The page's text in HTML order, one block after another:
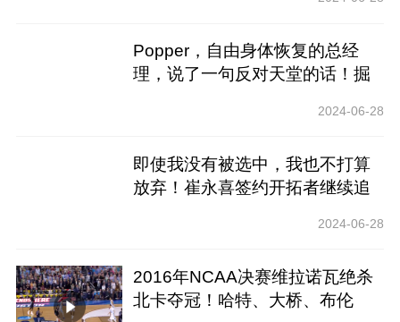
Popper，自由身体恢复的总经
理，说了一句反对天堂的话！掘
2024-06-28
即使我没有被选中，我也不打算
放弃！崔永喜签约开拓者继续追
2024-06-28
2016年NCAA决赛维拉诺瓦绝杀
北卡夺冠！哈特、大桥、布伦